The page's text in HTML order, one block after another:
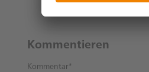
Kommentieren
Kommentar*